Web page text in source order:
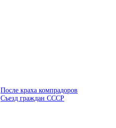
После краха компрадоров
Съезд граждан СССР